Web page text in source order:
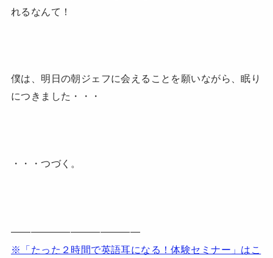
れるなんて！
僕は、明日の朝ジェフに会えることを願いながら、眠り
につきました・・・
・・・つづく。
—————————————
※「たった２時間で英語耳になる！体験セミナー」はこ